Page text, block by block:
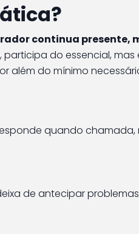
continua presente,
do essencial, mas
além do mínimo
quando chamada,
de antecipar